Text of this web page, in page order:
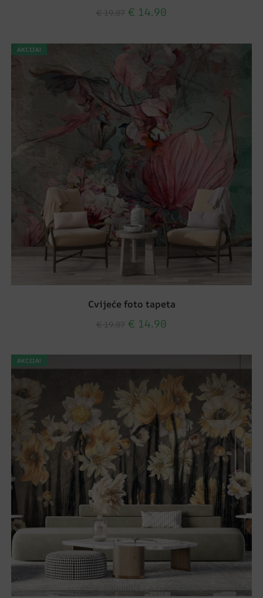
€ 14.90
AKCIJA!
Cvijeće foto tapeta
€ 14.90
AKCIJA!